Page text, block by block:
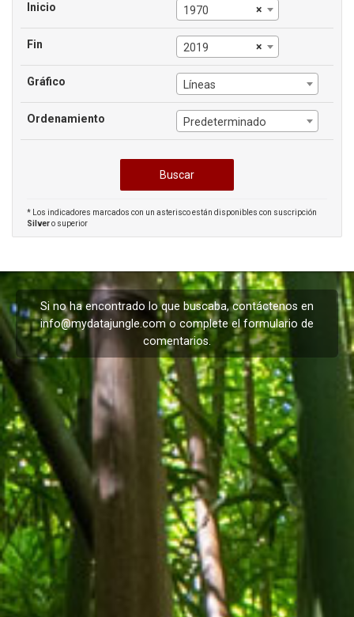
Inicio ×
1970
Fin ×
2019
Gráfico Líneas
Ordenamiento Predeterminado
* Los indicadores marcados con un asterisco están disponibles con suscripción
Silvero superior
Si no ha encontrado lo que buscaba, contáctenos en
info@mydatajungle.como complete el formulario de
comentarios